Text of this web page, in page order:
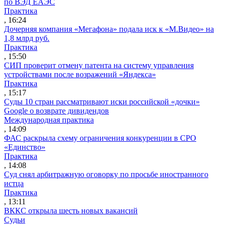
Практика
, 16:24
Дочерняя компания «Мегафона» подала иск к «М.Видео» на
1,8 млрд руб.
Практика
, 15:50
СИП проверит отмену патента на систему управления
устройствами после возражений «Яндекса»
Практика
, 15:17
Суды 10 стран рассматривают иски российской «дочки»
Google о возврате дивидендов
Международная практика
, 14:09
ФАС раскрыла схему ограничения конкуренции в СРО
«Единство»
Практика
, 14:08
Суд снял арбитражную оговорку по просьбе иностранного
истца
Практика
, 13:11
ВККС открыла шесть новых вакансий
Судьи